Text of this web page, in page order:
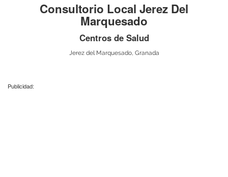
Consultorio Local Jerez Del
Marquesado
Centros de Salud
Jerez del Marquesado, Granada
Publicidad: